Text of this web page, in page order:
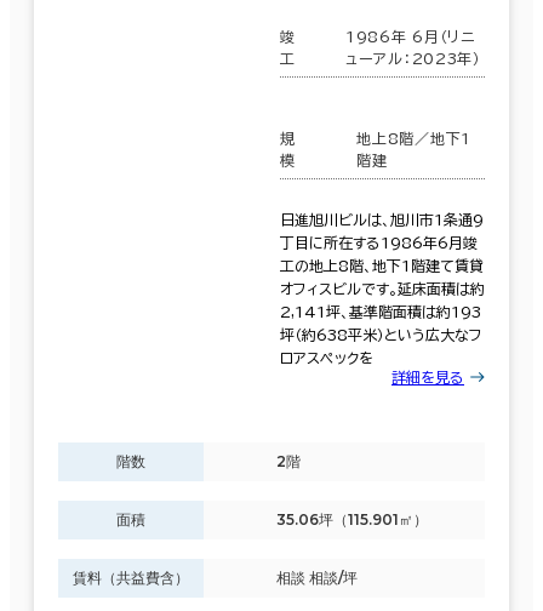
竣
工
1986年 6月（リニ
ューアル：2023年）
規
模
地上8階／地下1
階建
日進旭川ビルは、旭川市1条通9
丁目に所在する1986年6月竣
工の地上8階、地下1階建て賃貸
オフィスビルです。延床面積は約
2,141坪、基準階面積は約193
坪（約638平米）という広大なフ
ロアスペックを
詳細を見る
階数 2階
面積 35.06坪（115.901㎡）
賃料（共益費含） 相談 相談/坪